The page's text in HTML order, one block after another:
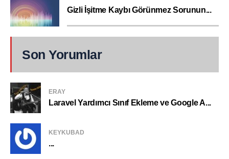
Gizli İşitme Kaybı Görünmez Sorunun...
Son Yorumlar
ERAY
Laravel Yardımcı Sınıf Ekleme ve Google A...
KEYKUBAD
...